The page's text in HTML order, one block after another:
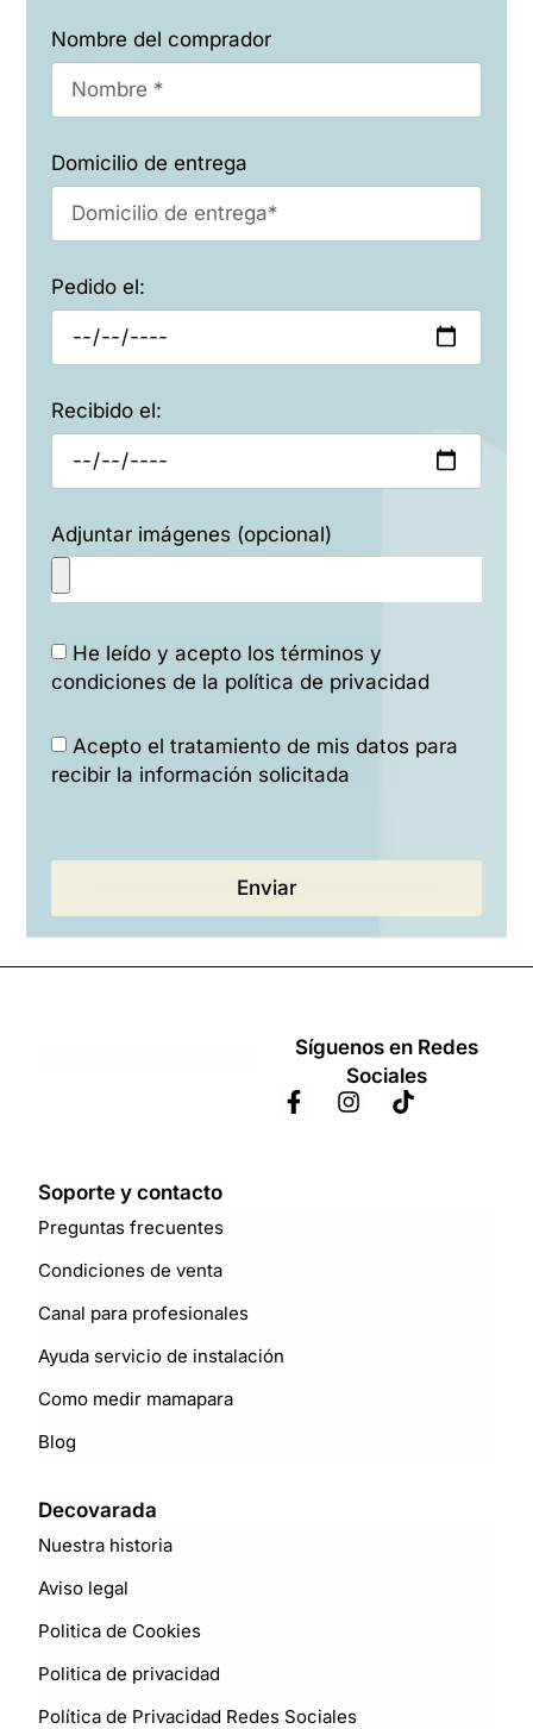
Nombre del comprador
Domicilio de entrega
Pedido el:
Recibido el:
Adjuntar imágenes (opcional)
He leído y acepto los términos y
condiciones de la política de privacidad
Acepto el tratamiento de mis datos para
recibir la información solicitada
Enviar
Síguenos en Redes
Sociales
Soporte y contacto
Preguntas frecuentes
Condiciones de venta
Canal para profesionales
Ayuda servicio de instalación
Como medir mamapara
Blog
Decovarada
Nuestra historia
Aviso legal
Politica de Cookies
Politica de privacidad
Política de Privacidad Redes Sociales